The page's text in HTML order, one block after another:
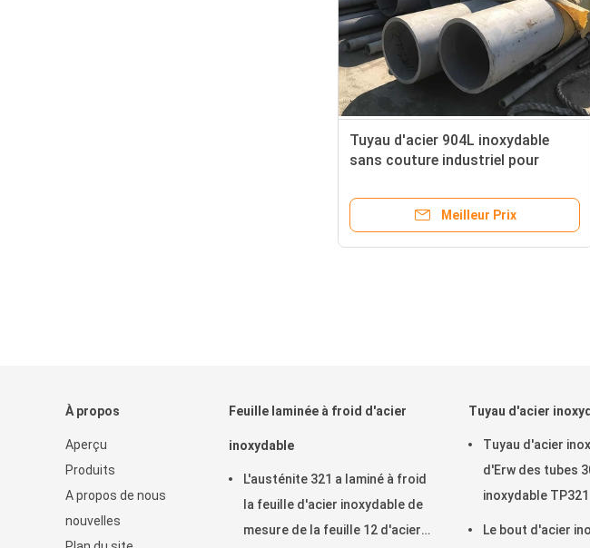
Tuyau d'acier 904L inoxydable
sans couture industriel pour
solubles d'huile
Meilleur Prix
À propos
Aperçu
Produits
A propos de nous
nouvelles
Feuille laminée à froid d'acier
inoxydable
L'austénite 321 a laminé à froid
la feuille d'acier inoxydable de
mesure de la feuille 12 d'acier
Tuyau d'acier
Tuyau d'acier
d'Erw des tubes
inoxydable TP321
Le bout d'acier